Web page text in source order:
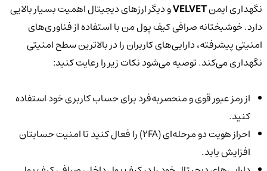
نگهداری ایمنVELVETو دیگر ارزهای دیجیتال اهمیت بسیار بالایی
دارد. خوشبختانه صرافی کیف پول من با استفاده از فناوری‌های
امنیتی پیشرفته، دارایی‌های کاربران را در بالاترین سطح امنیتی
نگهداری می‌کند. توصیه می‌شود نکات زیر را رعایت کنید:
از رمز عبور قوی و منحصربه‌فرد برای حساب کاربری خود استفاده
کنید.
احراز هویت دو مرحله‌ای (2FA) را فعال کنید تا امنیت حسابتان
افزایش یابد.